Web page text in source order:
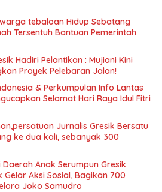
tebaloan Hidup Sebatang
Tersentuh Bantuan Pemerintah
Hadiri Pelantikan : Mujiani Kini
Proyek Pelebaran Jalan!
& Perkumpulan Info Lantas
Selamat Hari Raya Idul Fitri
Jurnalis Gresik Bersatu
ke dua kali, sebanyak 300
Daerah Anak Serumpun Gresik
Gelar Aksi Sosial, Bagikan 700
Joko Samudro